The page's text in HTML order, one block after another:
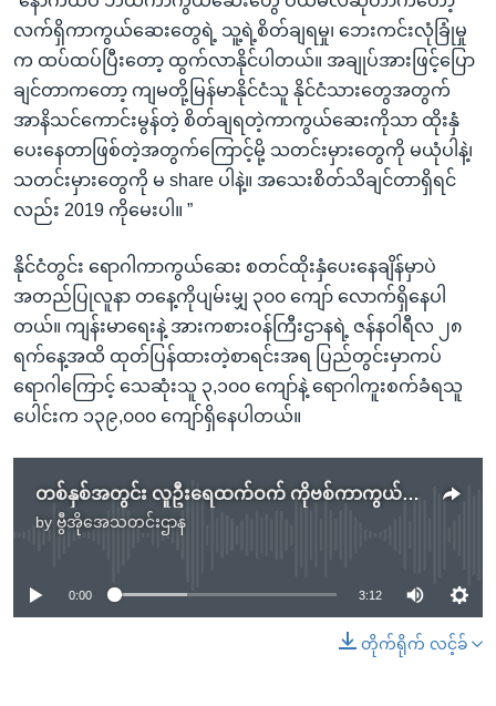
လက်ရှိကာကွယ်ဆေးတွေရဲ့ သူ့ရဲ့စိတ်ချရမှု၊ ဘေးကင်းလုံခြုံမှု
က ထပ်ထပ်ပြီးတော့ ထွက်လာနိုင်ပါတယ်။ အချုပ်အားဖြင့်ပြော
ချင်တာကတော့ ကျမတို့မြန်မာနိုင်ငံသူ နိုင်ငံသားတွေအတွက်
အာနိသင်ကောင်းမွန်တဲ့ စိတ်ချရတဲ့ကာကွယ်ဆေးကိုသာ ထိုးနှံ
ပေးနေတာဖြစ်တဲ့အတွက်ကြောင့်မို့ သတင်းမှားတွေကို မယုံပါနဲ့၊
သတင်းမှားတွေကို မ share ပါနဲ့။ အသေးစိတ်သိချင်တာရှိရင်
လည်း 2019 ကိုမေးပါ။ ”
နိုင်ငံတွင်း ရောဂါကာကွယ်ဆေး စတင်ထိုးနှံပေးနေချိန်မှာပဲ
အတည်ပြုလူနာ တနေ့ကိုပျမ်းမျှ ၃၀၀ ကျော် လောက်ရှိနေပါ
တယ်။ ကျန်းမာရေးနဲ့ အားကစားဝန်ကြီးဌာနရဲ့ ဇန်နဝါရီလ ၂၈
ရက်နေ့အထိ ထုတ်ပြန်ထားတဲ့စာရင်းအရ ပြည်တွင်းမှာကပ်
ရောဂါကြောင့် သေဆုံးသူ ၃,၁၀၀ ကျော်နဲ့ ရောဂါကူးစက်ခံရသူ
ပေါင်းက ၁၃၉,၀၀၀ ကျော်ရှိနေပါတယ်။
တစ်နှစ်အတွင်း လူဦးရေထက်ဝက် ကိုဗစ်ကာကွယ်ဆေးထိုးဖို့ မြန်မာ့ကျန်းမာရေး ရည်မှန်းထား
by ဗွီအိုအေသတင်းဌာန
No media source currently available
0:00 3:12
တိုက်ရိုက် လင့်ခ်